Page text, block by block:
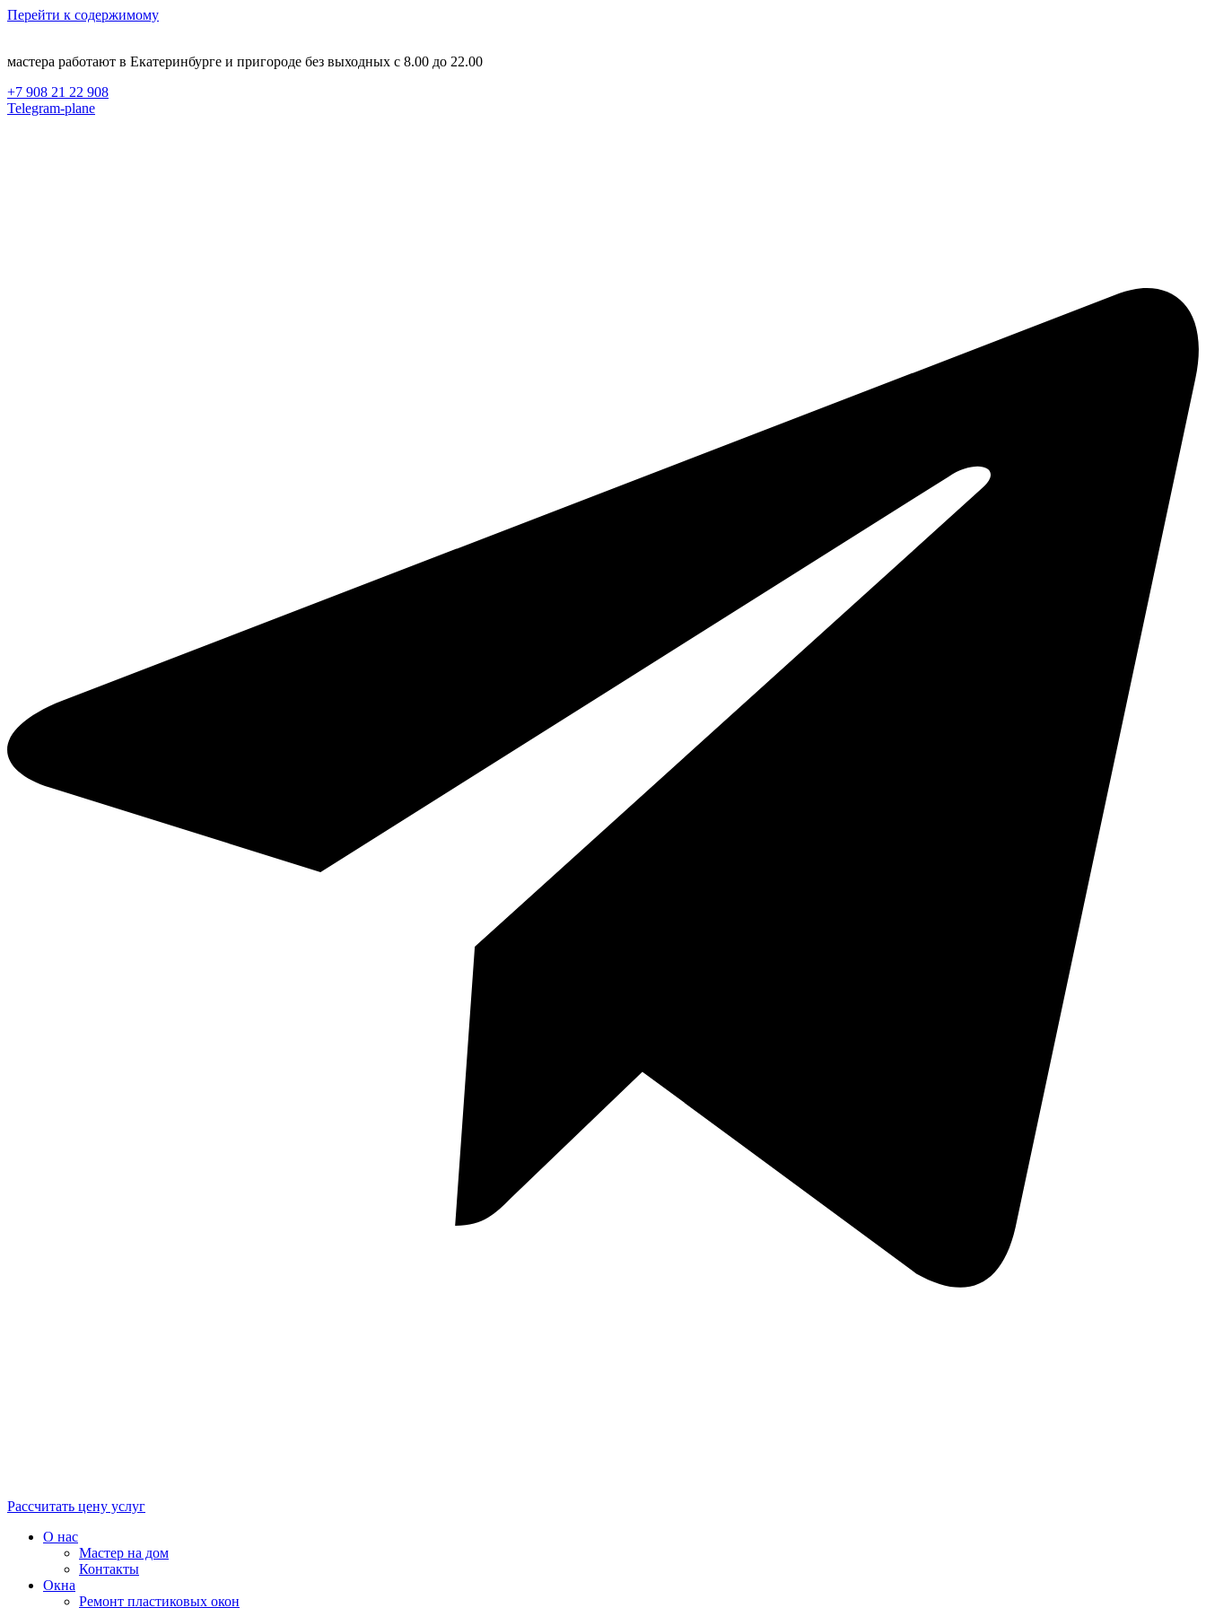
Перейти к содержимому
мастера работают в Екатеринбурге и пригороде без выходных с 8.00 до 22.00
+7 908 21 22 908
Telegram-plane
Рассчитать цену услуг
О нас
Мастер на дом
Контакты
Окна
Ремонт пластиковых окон